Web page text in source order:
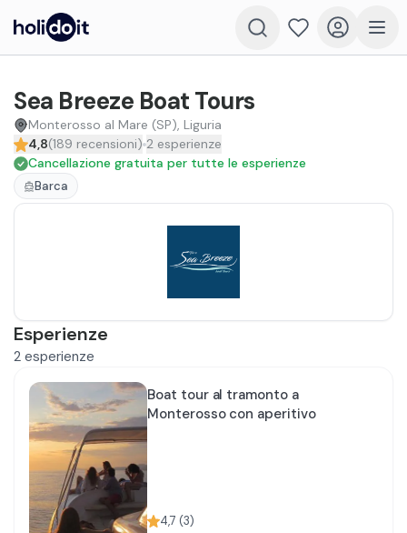
Sea Breeze Boat Tours
Monterosso al Mare (SP), Liguria
4,8(189 recensioni) 2 esperienze
Cancellazione gratuita per tutte le esperienze
Barca
Esperienze
2 esperienze
Boat tour al tramonto a
Monterosso con aperitivo
4,7 (3)